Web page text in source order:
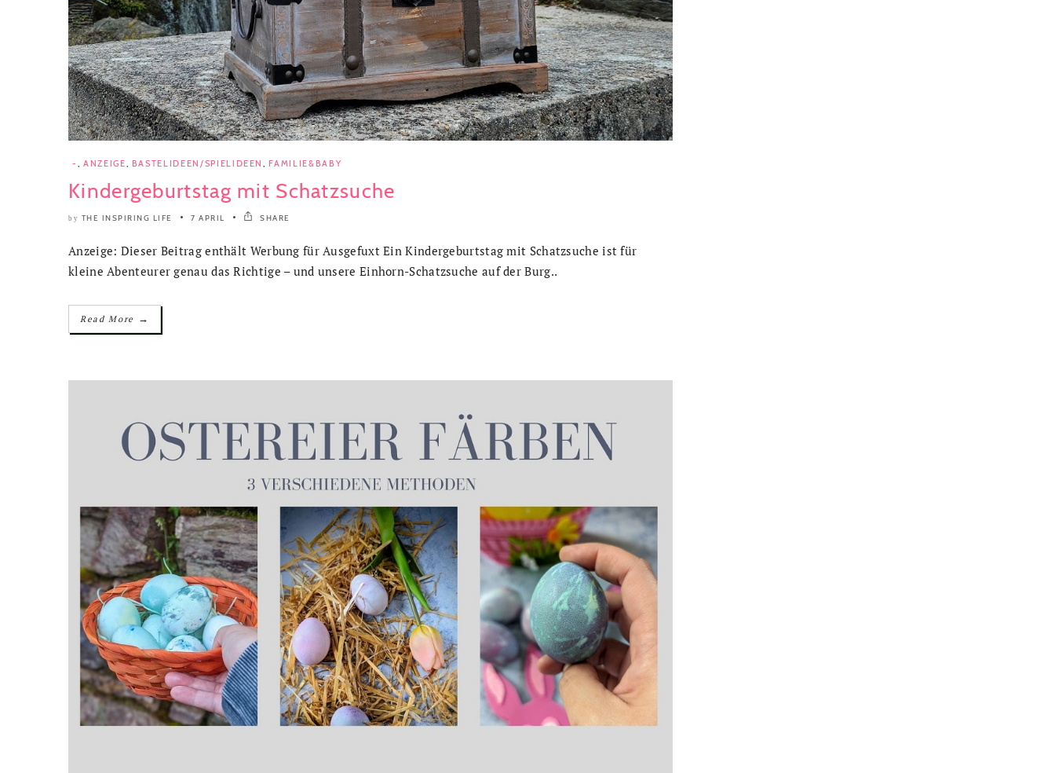
- , ANZEIGE, BASTELIDEEN/SPIELIDEEN, FAMILIE&BABY
Kindergeburtstag mit Schatzsuche
by THE INSPIRING LIFE 7 APRIL SHARE
Anzeige: Dieser Beitrag enthält Werbung für Ausgefuxt Ein Kindergeburtstag mit Schatzsuche ist für
kleine Abenteurer genau das Richtige – und unsere Einhorn-Schatzsuche auf der Burg..
Read More →